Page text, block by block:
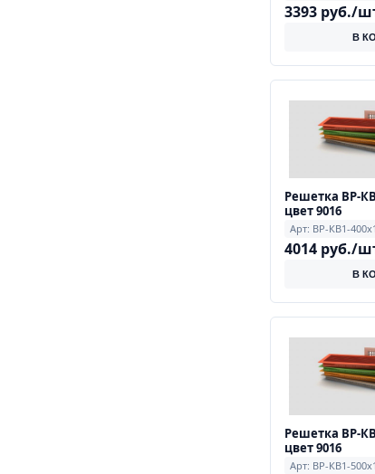
3393 руб./
В
Решетка ВР-КВ
цвет 9016
Арт: ВР-КВ1-
4014 руб./
В
Решетка ВР-КВ
цвет 9016
Арт: ВР-КВ1-